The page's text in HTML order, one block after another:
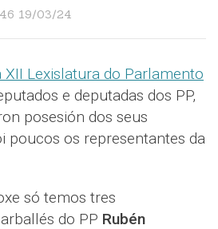
19/03/24
XII Lexislatura do Parlamento
e deputadas dos PP,
posesión dos seus
poucos os representantes da
só temos tres
do PP Rubén